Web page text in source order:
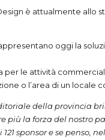
è attualmente allo
oggi la
per le attività
o l’area di un
della provincia
più la forza del nostro
sponsor e se penso,